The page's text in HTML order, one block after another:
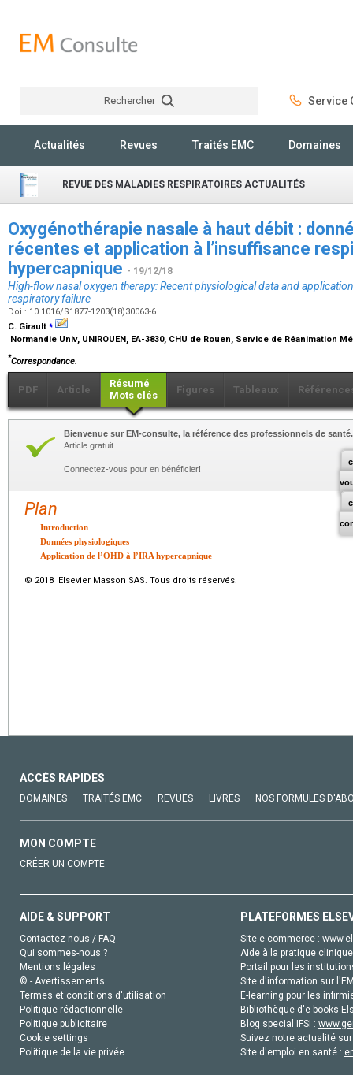
Rechercher Service
Actualités Revues Traités EMC Domaines
REVUE DES MALADIES RESPIRATOIRES ACTUALITÉS
Oxygénothérapie nasale à haut débit :
récentes et application à l’insuffisance
hypercapnique - 19/12/18
High-flow nasal oxygen therapy: Recent physiological data and
respiratory failure
Doi : 10.1016/S1877-1203(18)30063-6
C. Girault ⁎
Normandie Univ, UNIROUEN, EA-3830, CHU de Rouen, Service de Réanimation
*Correspondance.
PDF Article
Résumé
Mots clés
Figures Tableaux
Bienvenue sur EM-consulte, la référence des professionnels de santé.
Article gratuit.
Connectez-vous pour en bénéficier!
Plan
Introduction
Données physiologiques
Application de l’OHD à l’IRA hypercapnique
© 2018 Elsevier Masson SAS. Tous droits réservés.
ACCÈS RAPIDES
DOMAINES TRAITÉS EMC REVUES LIVRES NOS FORMULES
MON COMPTE
CRÉER UN COMPTE
AIDE & SUPPORT
Contactez-nous / FAQ
Qui sommes-nous ?
Mentions légales
© - Avertissements
Termes et conditions d'utilisation
Politique rédactionnelle
Politique publicitaire
Cookie settings
Politique de la vie privée
PLATEFORMES
Site e-commerce :
Aide à la pratique
Portail pour les
Site d'information sur
E-learning pour les
Bibliothèque d'e-books
Blog special IFSI :
Suivez notre actualité
Site d'emploi en santé :